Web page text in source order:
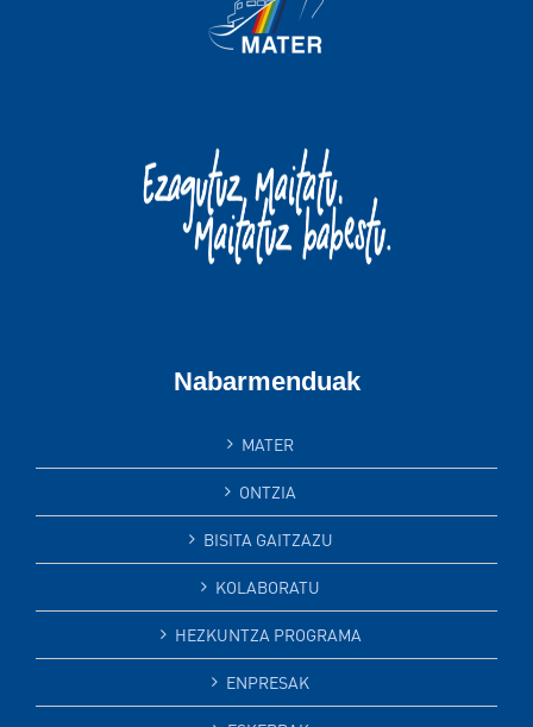
Nabarmenduak
MATER
ONTZIA
BISITA GAITZAZU
KOLABORATU
HEZKUNTZA PROGRAMA
ENPRESAK